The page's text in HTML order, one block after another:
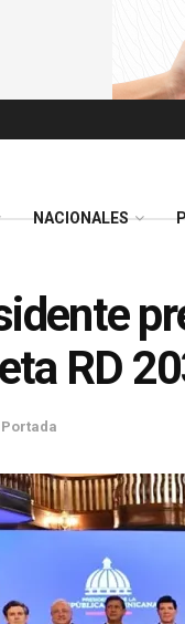
NACIONALES
RD
Portada